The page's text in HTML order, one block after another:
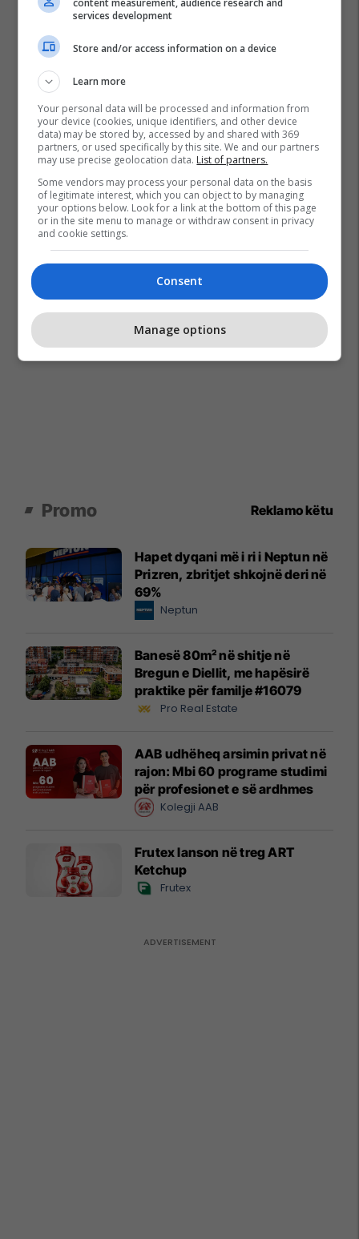
Promo Reklamo këtu
Hapet dyqani më i ri i Neptun në
Prizren, zbritjet shkojnë deri në
69%
Neptun
Banesë 80m² në shitje në
Bregun e Diellit, me hapësirë
praktike për familje #16079
Pro Real Estate
AAB udhëheq arsimin privat në
rajon: Mbi 60 programe studimi
për profesionet e së ardhmes
Kolegji AAB
Frutex lanson në treg ART
Ketchup
Frutex
content measurement, audience research and
services development
Store and/or access information on a device
Learn more
Your personal data will be processed and information from
your device (cookies, unique identifiers, and other device
data) may be stored by, accessed by and shared with 369
partners, or used specifically by this site. We and our partners
may use precise geolocation data. List of partners.
Some vendors may process your personal data on the basis
of legitimate interest, which you can object to by managing
your options below. Look for a link at the bottom of this page
or in the site menu to manage or withdraw consent in privacy
and cookie settings.
Consent
Manage options